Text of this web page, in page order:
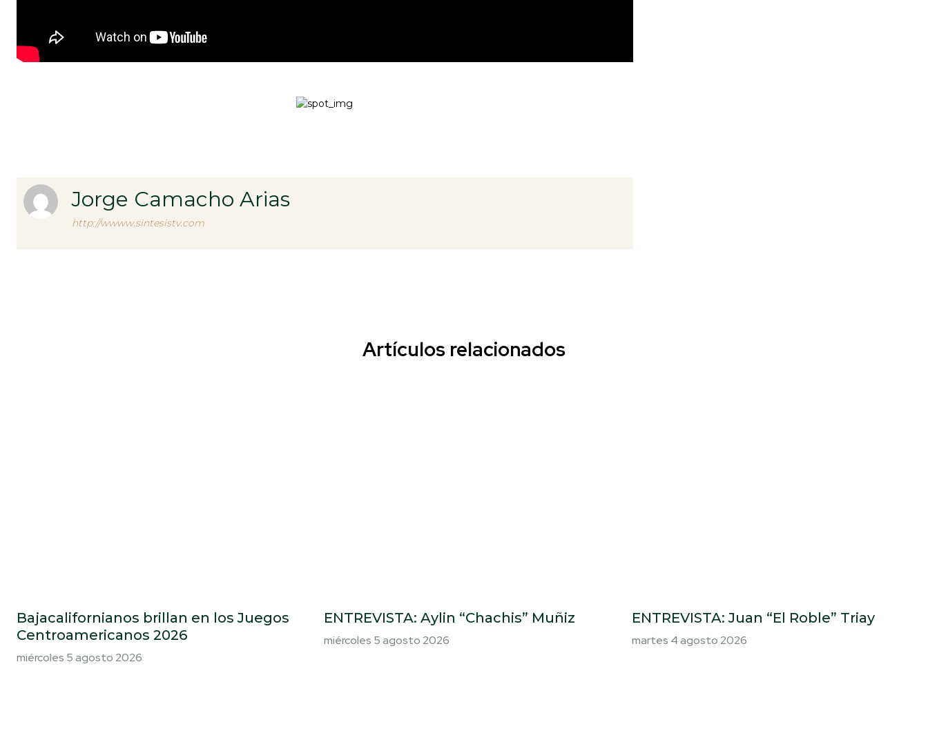
Jorge Camacho Arias
http://wwww.sintesistv.com
Artículos relacionados
Bajacalifornianos brillan en los Juegos
Centroamericanos 2026
miércoles 5 agosto 2026
ENTREVISTA: Aylin “Chachis” Muñiz
miércoles 5 agosto 2026
ENTREVISTA: Juan “El Roble” Triay
martes 4 agosto 2026